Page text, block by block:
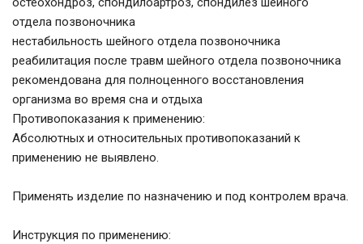
отдела позвоночника
нестабильность шейного отдела позвоночника
реабилитация после травм шейного отдела позвоночника
рекомендована для полноценного восстановления
организма во время сна и отдыха
Противопоказания к применению:
Абсолютных и относительных противопоказаний к
применению не выявлено.
Применять изделие по назначению и под контролем врача.
Инструкция по применению: